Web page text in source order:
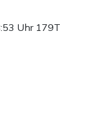
Uhr 179T